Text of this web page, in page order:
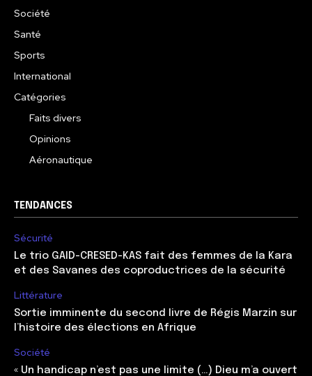
Société
Santé
Sports
International
Catégories
Faits divers
Opinions
Aéronautique
TENDANCES
Sécurité
Le trio GAID-CRESED-KAS fait des femmes de la Kara
et des Savanes des coproductrices de la sécurité
Littérature
Sortie imminente du second livre de Régis Marzin sur
l’histoire des élections en Afrique
Société
« Un handicap n’est pas une limite (…) Dieu m’a ouvert